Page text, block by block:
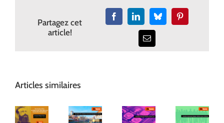
Partagez cet
article!
FacebookLinkedInBlueskyPinterest
Email
Articles similaires